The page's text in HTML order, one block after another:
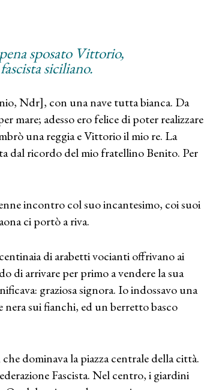
sposato Vittorio,
siciliano.
Ndr], con una nave tutta bianca. Da
mare; adesso ero felice di poter realizzare
una reggia e Vittorio il mio re. La
dal ricordo del mio fratellino Benito. Per
incontro col suo incantesimo, coi suoi
ci portò a riva.
di arabetti vocianti offrivano ai
di arrivare per primo a vendere la sua
graziosa signora. Io indossavo una
sui fianchi, ed un berretto basco
dominava la piazza centrale della città.
Fascista. Nel centro, i giardini